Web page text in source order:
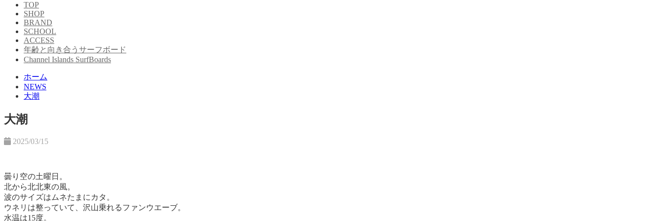
TOP
SHOP
BRAND
SCHOOL
ACCESS
年齢と向き合うサーフボード
Channel Islands SurfBoards
ホーム
NEWS
大潮
大潮
2025/03/15
曇り空の土曜日。
北から北北東の風。
波のサイズはムネたまにカタ。
ウネリは整っていて、沢山乗れるファンウエーブ。
水温は15度。